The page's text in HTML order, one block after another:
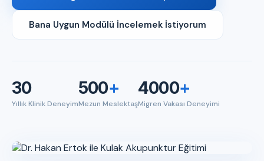
Bana Uygun Modülü İncelemek İstiyorum
30
Yıllık Klinik Deneyim
500+
Mezun Meslektaş
4000+
Migren Vakası Deneyimi